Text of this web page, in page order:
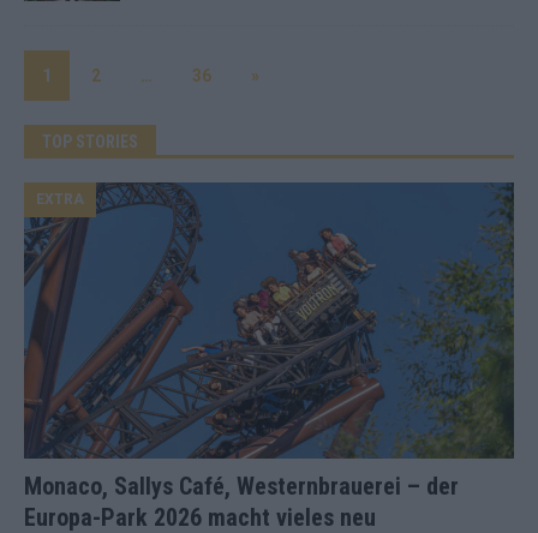
1 2 … 36 »
TOP STORIES
Monaco, Sallys Café, Westernbrauerei – der
Europa-Park 2026 macht vieles neu
EXTRA